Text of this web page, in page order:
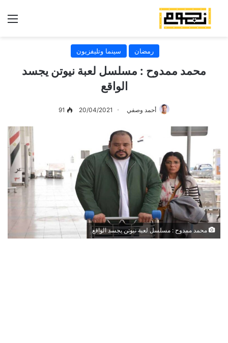
رمضان سينما وتليفزيون
محمد ممدوح : مسلسل لعبة نيوتن يجسد
الواقع
أحمد وصفي 20/04/2021
91
محمد ممدوح : مسلسل لعبة نيوتن يجسد الواقع